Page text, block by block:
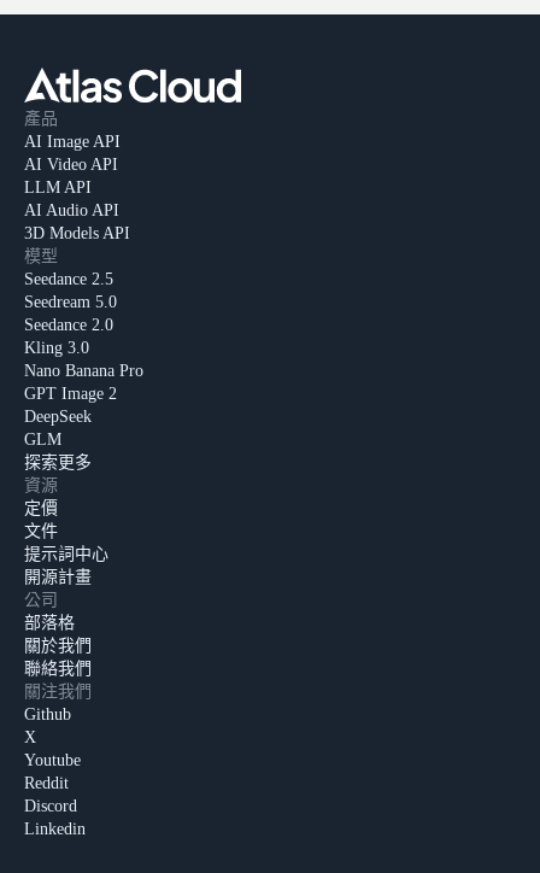
產品
AI Image API
AI Video API
LLM API
AI Audio API
3D Models API
模型
Seedance 2.5
Seedream 5.0
Seedance 2.0
Kling 3.0
Nano Banana Pro
GPT Image 2
DeepSeek
GLM
探索更多
資源
定價
文件
提示詞中心
開源計畫
公司
部落格
關於我們
聯絡我們
關注我們
Github
X
Youtube
Reddit
Discord
Linkedin